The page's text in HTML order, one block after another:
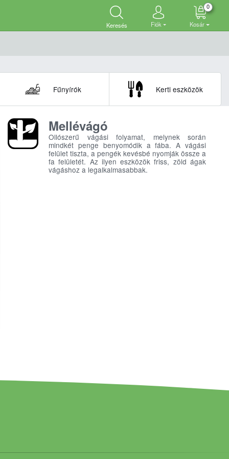
Keresés Fiók Kosár
0
Fűnyírók Kerti eszközök
Mellévágó
Ollószerű vágási folyamat, melynek során
mindkét penge benyomódik a fába. A vágási
felület tiszta, a pengék kevésbé nyomják össze a
fa felületét. Az ilyen eszközök friss, zöld ágak
vágáshoz a legalkalmasabbak.